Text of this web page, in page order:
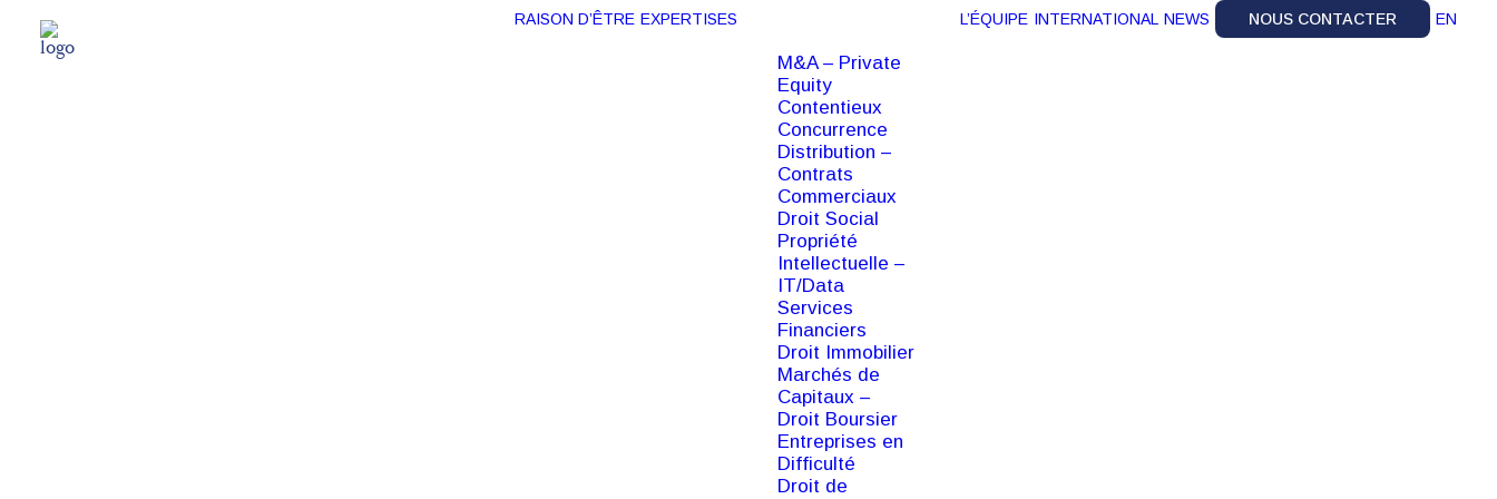
RAISON D’ÊTRE EXPERTISES
M&A – Private
Equity
Contentieux
Concurrence
Distribution –
Contrats
Commerciaux
Droit Social
Propriété
Intellectuelle –
IT/Data
Services
Financiers
Droit Immobilier
Marchés de
Capitaux –
Droit Boursier
Entreprises en
Difficulté
Droit de
L’ÉQUIPE INTERNATIONAL NEWS NOUS CONTACTER EN